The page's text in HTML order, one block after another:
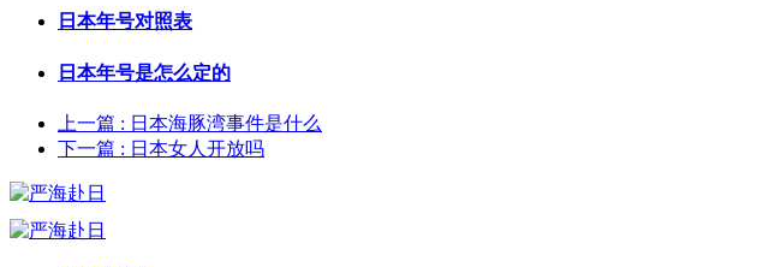
日本年号对照表
日本年号是怎么定的
上一篇 : 日本海豚湾事件是什么
下一篇 : 日本女人开放吗